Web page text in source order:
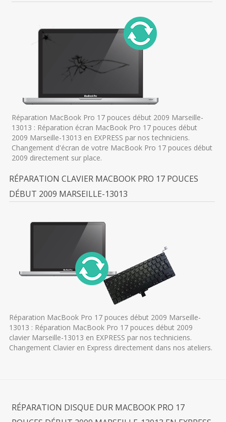
Réparation MacBook Pro 17 pouces début 2009 Marseille-
13013 : Réparation écran MacBook Pro 17 pouces début
2009 Marseille-13013 en EXPRESS par nos techniciens.
Changement d'écran de votre MacBook Pro 17 pouces début
2009 directement sur place.
RÉPARATION CLAVIER MACBOOK PRO 17 POUCES
DÉBUT 2009 MARSEILLE-13013
Réparation MacBook Pro 17 pouces début 2009 Marseille-
13013 : Réparation MacBook Pro 17 pouces début 2009
clavier Marseille-13013 en EXPRESS par nos techniciens.
Changement Clavier en Express directement dans nos ateliers.
RÉPARATION DISQUE DUR MACBOOK PRO 17